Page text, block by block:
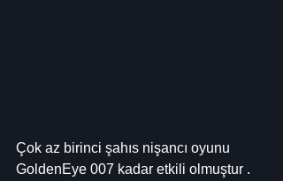
Çok az birinci şahıs nişancı oyunu
GoldenEye 007 kadar etkili olmuştur .